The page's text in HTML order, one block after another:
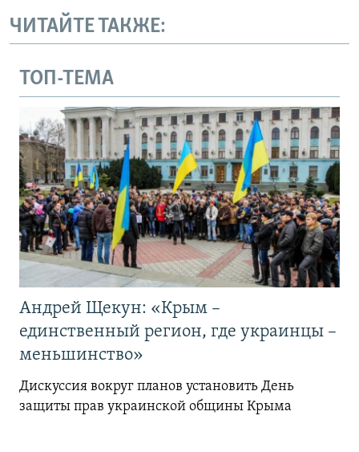
ЧИТАЙТЕ ТАКЖЕ:
ТОП-ТЕМА
Андрей Щекун: «Крым –
единственный регион, где украинцы –
меньшинство»
Дискуссия вокруг планов установить День
защиты прав украинской общины Крыма